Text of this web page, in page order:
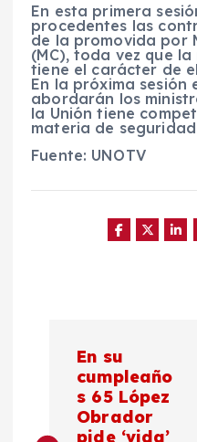
En esta primera
procedentes las
de la promovida por
(MC), toda vez que
tiene el carácter de
En la próxima sesión
abordarán los
la Unión tiene
materia de
Fuente: UNOTV
v
En su
cumpleaño
s 65 López
Obrador
pide ‘vida’